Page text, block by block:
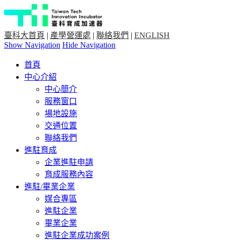
臺科大首頁 | 產學營運處 | 聯絡我們 | ENGLISH
Show Navigation Hide Navigation
首頁
中心介紹
中心簡介
服務窗口
場地設施
交通位置
聯絡我們
進駐育成
企業進駐申請
育成服務內容
進駐/畢業企業
媒合專區
進駐企業
畢業企業
進駐企業成功案例